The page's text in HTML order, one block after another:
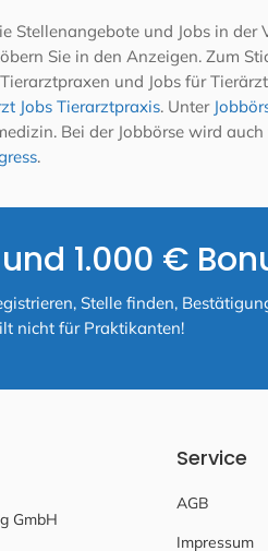
Stellenangebote und Jobs in
Sie in den Anzeigen. Zum
und Jobs für
Jobs Tierarztpraxis. Unter
Bei der Jobbörse wird
.
1.000 €
Stelle finden,
nicht für Praktikanten!
GmbH
Service
AGB
Impressum